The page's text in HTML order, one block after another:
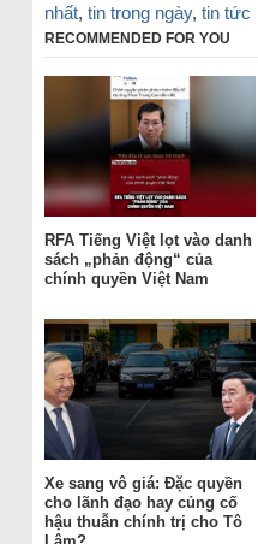
nhất, tin trong ngày, tin tức
RECOMMENDED FOR YOU
RFA Tiếng Việt lọt vào danh
sách „phản động“ của
chính quyền Việt Nam
Xe sang vô giá: Đặc quyền
cho lãnh đạo hay củng cố
hậu thuẫn chính trị cho Tô